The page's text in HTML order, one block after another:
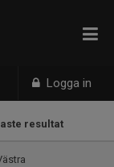
Logga in
resultat